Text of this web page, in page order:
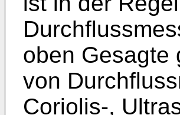
oben Gesagte
von
Coriolis-,